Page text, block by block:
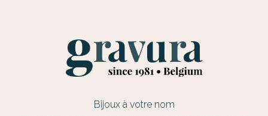
Bijoux à votre nom